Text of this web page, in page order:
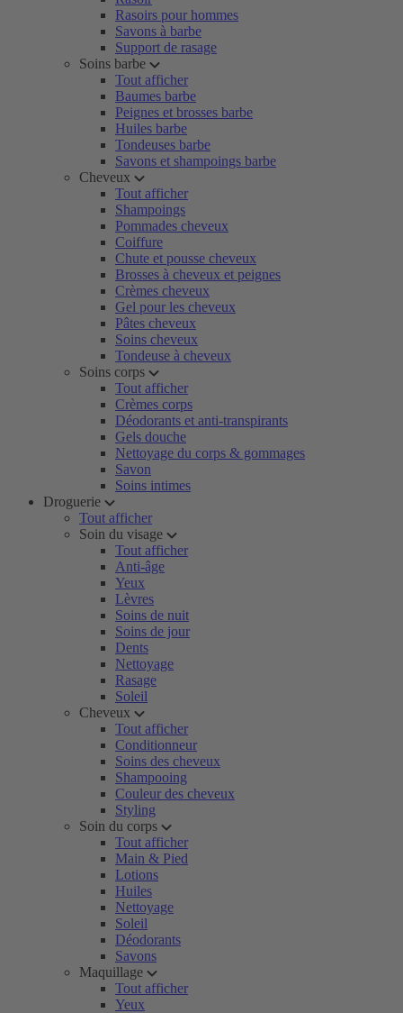
Rasoirs pour hommes
Savons à barbe
Support de rasage
Soins barbe
Tout afficher
Baumes barbe
Peignes et brosses barbe
Huiles barbe
Tondeuses barbe
Savons et shampoings barbe
Cheveux
Tout afficher
Shampoings
Pommades cheveux
Coiffure
Chute et pousse cheveux
Brosses à cheveux et peignes
Crèmes cheveux
Gel pour les cheveux
Pâtes cheveux
Soins cheveux
Tondeuse à cheveux
Soins corps
Tout afficher
Crèmes corps
Déodorants et anti-transpirants
Gels douche
Nettoyage du corps & gommages
Savon
Soins intimes
Droguerie
Tout afficher
Soin du visage
Tout afficher
Anti-âge
Yeux
Lèvres
Soins de nuit
Soins de jour
Dents
Nettoyage
Rasage
Soleil
Cheveux
Tout afficher
Conditionneur
Soins des cheveux
Shampooing
Couleur des cheveux
Styling
Soin du corps
Tout afficher
Main & Pied
Lotions
Huiles
Nettoyage
Soleil
Déodorants
Savons
Maquillage
Tout afficher
Yeux